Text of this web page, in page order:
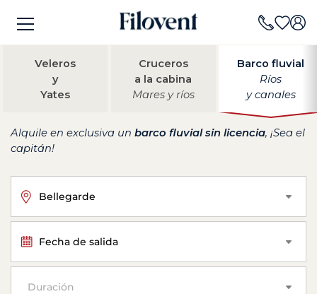
Veleros
y
Yates
Cruceros
a la cabina
Mares y ríos
Barco fluvial
Ríos
y canales
Alquile en exclusiva un barco fluvial sin licencia, ¡Sea el
capitán!
Bellegarde
Fecha de salida
Duración